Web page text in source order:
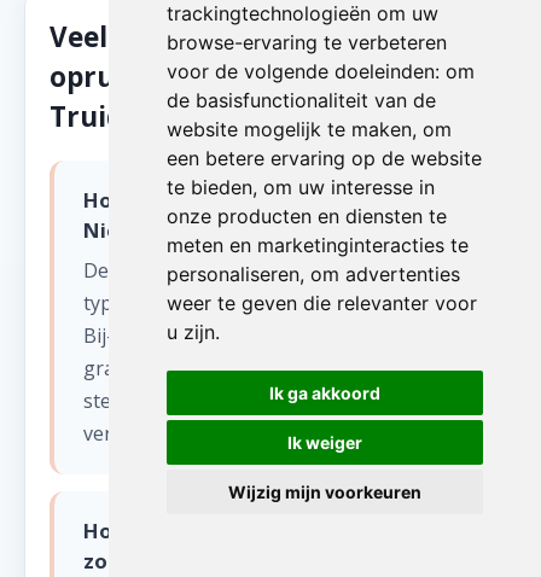
trackingtechnologieën om uw
browse-ervaring te verbeteren
voor de volgende doeleinden: om
de basisfunctionaliteit van de
website mogelijk te maken, om
een betere ervaring op de website
te bieden, om uw interesse in
onze producten en diensten te
meten en marketinginteracties te
personaliseren, om advertenties
weer te geven die relevanter voor
u zijn.
Ik ga akkoord
Ik weiger
Wijzig mijn voorkeuren
Veelgestelde vragen over zolder
opruimen in Niel-Bij-Sint-
Truiden
Hoeveel kost zolder opruimen in
Niel-Bij-Sint-Truiden?
De prijs hangt af van het volume, het
type ruimte en de bereikbaarheid in Niel-
Bij-Sint-Truiden. Wij komen altijd eerst
gratis langs voor een bezichtiging en
stellen een eerlijke offerte op zonder
verborgen kosten.
Hoe snel kunnen jullie starten met
zolder opruimen in Niel-Bij-Sint-